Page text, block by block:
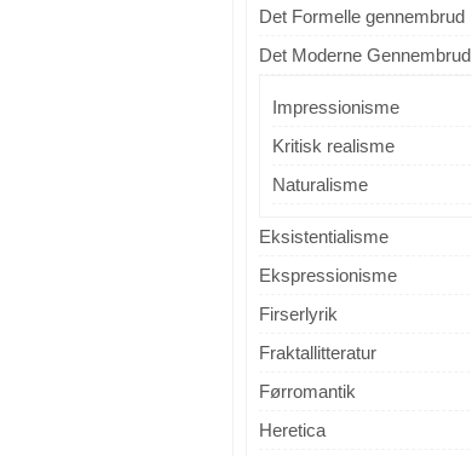
Det Formelle gennembrud
Det Moderne Gennembrud
Impressionisme
Kritisk realisme
Naturalisme
Eksistentialisme
Ekspressionisme
Firserlyrik
Fraktallitteratur
Førromantik
Heretica